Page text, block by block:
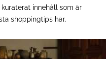
innehåll som är
shoppingtips här.